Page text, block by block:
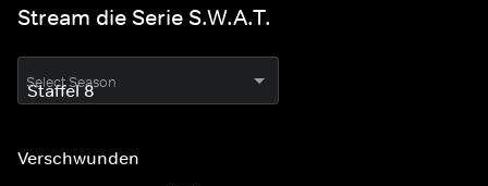
Stream die Serie S.W.A.T.
Select Season
Verschwunden